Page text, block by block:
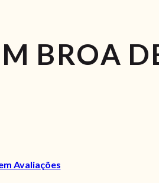
BROA
Avaliações